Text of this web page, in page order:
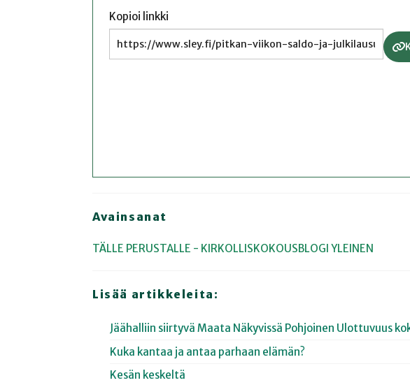
Kopioi linkki
Avainsanat
TÄLLE PERUSTALLE - KIRKOLLISKOKOUSBLOGI YLEINEN
Lisää artikkeleita:
Jäähalliin siirtyvä Maata Näkyvissä Pohjoinen Ulottuvuus
Kuka kantaa ja antaa parhaan elämän?
Kesän keskeltä